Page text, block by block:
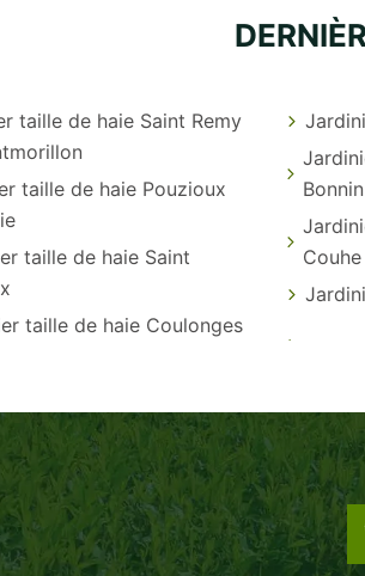
taille de haie Saint Remy
taille de haie Pouzioux
taille de haie Saint
taille de haie Coulonges
Bonnin
Couhe